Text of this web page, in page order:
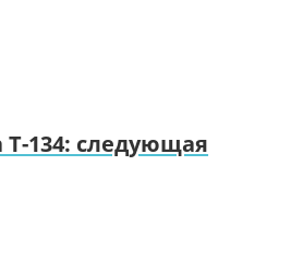
134: следующая